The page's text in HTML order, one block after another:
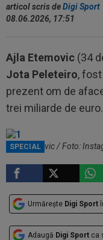
articol scris deDigi Sport
08.06.2026, 17:51
Ajla Etemovic (34
Jota Peleteiro,
prezent om de
trei miliarde de euro.
SPECIAL
Ajla Etemovic / Foto:
Urmărește Digi Sport
Adaugă Digi Sport ca